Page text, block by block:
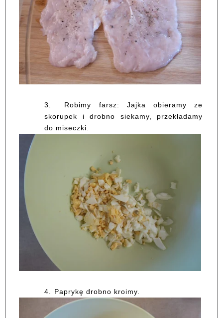
3.
Robimy farsz: Jajka obieramy ze
skorupek i drobno siekamy, przekładamy
do miseczki.
4. Paprykę drobno kroimy.